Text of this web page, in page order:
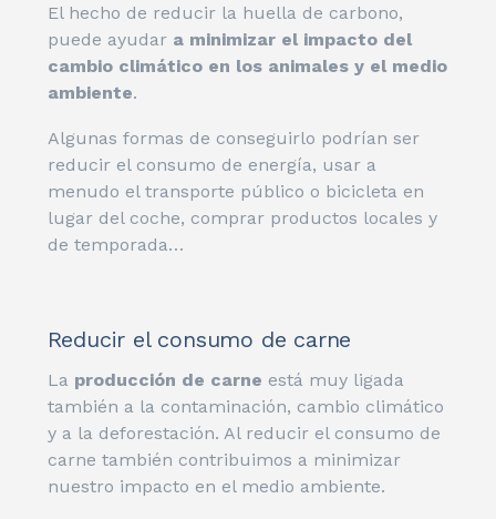
El hecho de reducir la huella de carbono,
puede ayudar a minimizar el impacto del
cambio climático en los animales y el medio
ambiente.
Algunas formas de conseguirlo podrían ser
reducir el consumo de energía, usar a
menudo el transporte público o bicicleta en
lugar del coche, comprar productos locales y
de temporada…
Reducir el consumo de carne
La producción de carne está muy ligada
también a la contaminación, cambio climático
y a la deforestación. Al reducir el consumo de
carne también contribuimos a minimizar
nuestro impacto en el medio ambiente.